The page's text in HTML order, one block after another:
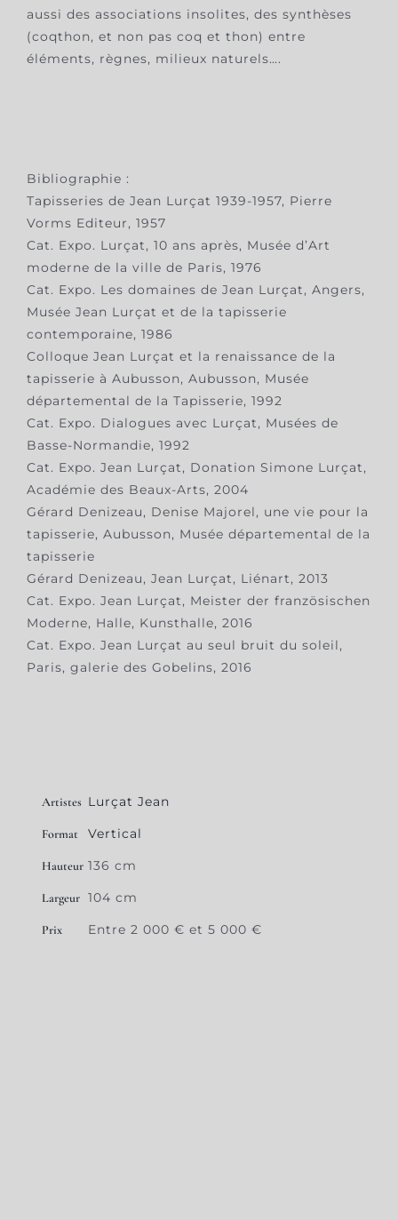
aussi des associations insolites, des synthèses
(coqthon, et non pas coq et thon) entre
éléments, règnes, milieux naturels….
Bibliographie :
Tapisseries de Jean Lurçat 1939-1957, Pierre
Vorms Editeur, 1957
Cat. Expo. Lurçat, 10 ans après, Musée d’Art
moderne de la ville de Paris, 1976
Cat. Expo. Les domaines de Jean Lurçat, Angers,
Musée Jean Lurçat et de la tapisserie
contemporaine, 1986
Colloque Jean Lurçat et la renaissance de la
tapisserie à Aubusson, Aubusson, Musée
départemental de la Tapisserie, 1992
Cat. Expo. Dialogues avec Lurçat, Musées de
Basse-Normandie, 1992
Cat. Expo. Jean Lurçat, Donation Simone Lurçat,
Académie des Beaux-Arts, 2004
Gérard Denizeau, Denise Majorel, une vie pour la
tapisserie, Aubusson, Musée départemental de la
tapisserie
Gérard Denizeau, Jean Lurçat, Liénart, 2013
Cat. Expo. Jean Lurçat, Meister der französischen
Moderne, Halle, Kunsthalle, 2016
Cat. Expo. Jean Lurçat au seul bruit du soleil,
Paris, galerie des Gobelins, 2016
Artistes Lurçat Jean
Format Vertical
Hauteur 136 cm
Largeur 104 cm
Prix Entre 2 000 € et 5 000 €